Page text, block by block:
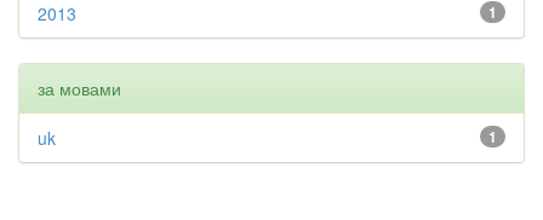
1
2013
за мовами
1
uk